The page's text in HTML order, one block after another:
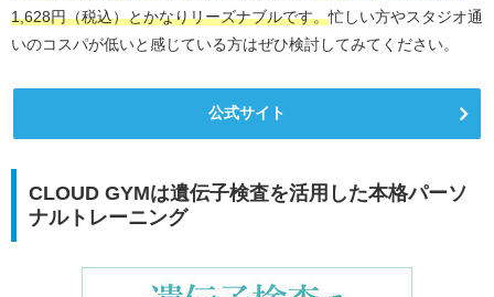
1,628円（税込）とかなりリーズナブルです。忙しい方やスタジオ通
いのコスパが低いと感じている方はぜひ検討してみてください。
公式サイト
CLOUD GYMは遺伝子検査を活用した本格パーソ
ナルトレーニング